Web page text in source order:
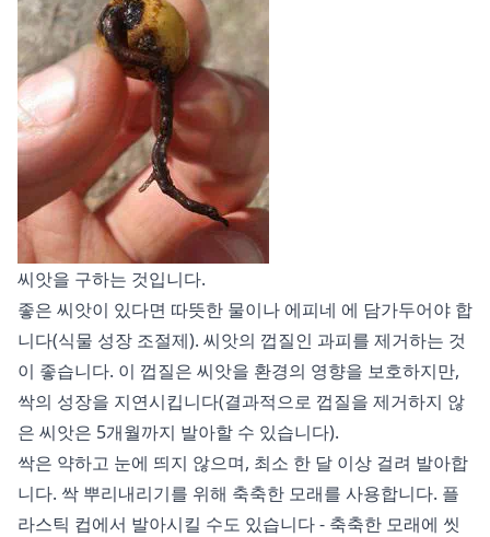
씨앗을 구하는 것입니다.
좋은 씨앗이 있다면 따뜻한 물이나 에피네 에 담가두어야 합
니다(식물 성장 조절제). 씨앗의 껍질인 과피를 제거하는 것
이 좋습니다. 이 껍질은 씨앗을 환경의 영향을 보호하지만,
싹의 성장을 지연시킵니다(결과적으로 껍질을 제거하지 않
은 씨앗은 5개월까지 발아할 수 있습니다).
싹은 약하고 눈에 띄지 않으며, 최소 한 달 이상 걸려 발아합
니다. 싹 뿌리내리기를 위해 축축한 모래를 사용합니다. 플
라스틱 컵에서 발아시킬 수도 있습니다 - 축축한 모래에 씻